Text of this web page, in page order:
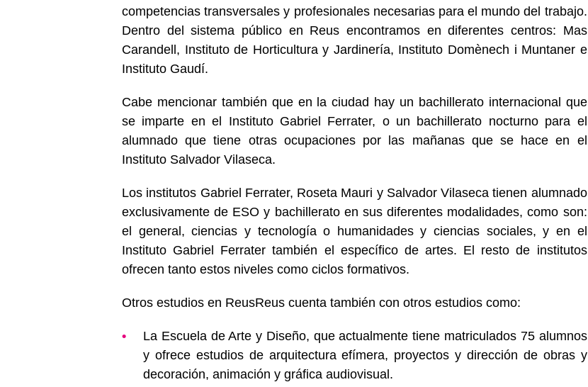
competencias transversales y profesionales necesarias para el mundo del trabajo.
Dentro del sistema público en Reus encontramos en diferentes centros: Mas
Carandell, Instituto de Horticultura y Jardinería, Instituto Domènech i Muntaner e
Instituto Gaudí.
Cabe mencionar también que en la ciudad hay un bachillerato internacional que
se imparte en el Instituto Gabriel Ferrater, o un bachillerato nocturno para el
alumnado que tiene otras ocupaciones por las mañanas que se hace en el
Instituto Salvador Vilaseca.
Los institutos Gabriel Ferrater, Roseta Mauri y Salvador Vilaseca tienen alumnado
exclusivamente de ESO y bachillerato en sus diferentes modalidades, como son:
el general, ciencias y tecnología o humanidades y ciencias sociales, y en el
Instituto Gabriel Ferrater también el específico de artes. El resto de institutos
ofrecen tanto estos niveles como ciclos formativos.
Otros estudios en ReusReus cuenta también con otros estudios como:
La Escuela de Arte y Diseño, que actualmente tiene matriculados 75 alumnos
y ofrece estudios de arquitectura efímera, proyectos y dirección de obras y
decoración, animación y gráfica audiovisual.